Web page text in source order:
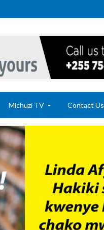
Michuzi TV Contact Us